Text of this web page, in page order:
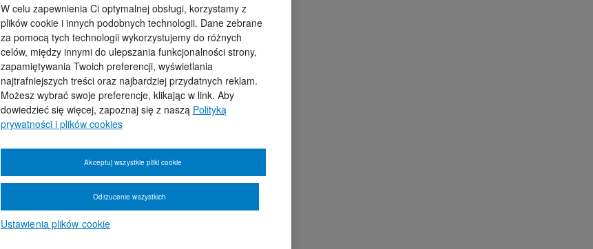
W celu zapewnienia Ci optymalnej obsługi, korzystamy z
plików cookie i innych podobnych technologii. Dane zebrane
za pomocą tych technologii wykorzystujemy do różnych
celów, między innymi do ulepszania funkcjonalności strony,
zapamiętywania Twoich preferencji, wyświetlania
najtrafniejszych treści oraz najbardziej przydatnych reklam.
Możesz wybrać swoje preferencje, klikając w link. Aby
dowiedzieć się więcej, zapoznaj się z naszą Polityką
prywatności i plików cookies
Ustawienia plików cookie
Odrzucenie wszystkich
Akceptuj wszystkie pliki cookie